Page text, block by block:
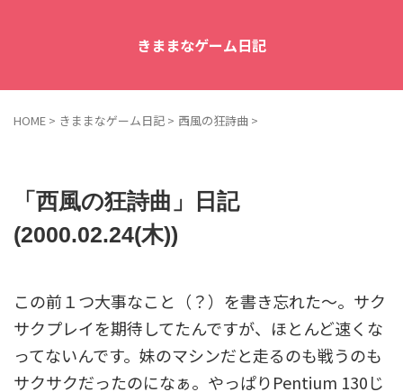
きままなゲーム日記
HOME > きままなゲーム日記 > 西風の狂詩曲 >
「西風の狂詩曲」日記
(2000.02.24(木))
この前１つ大事なこと（？）を書き忘れた～。サク
サクプレイを期待してたんですが、ほとんど速くな
ってないんです。妹のマシンだと走るのも戦うのも
サクサクだったのになぁ。やっぱりPentium 130じ